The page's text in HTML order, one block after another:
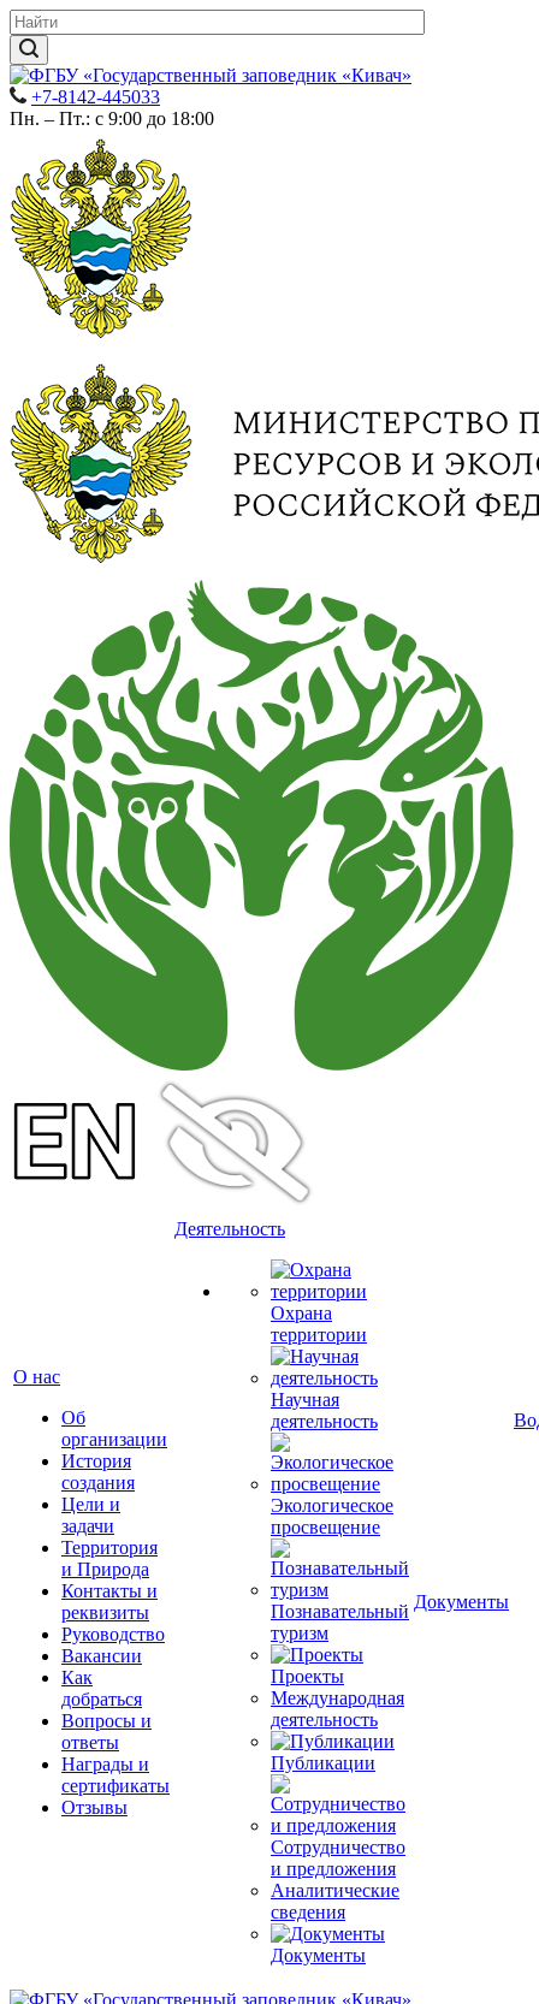
+7-8142-445033
Пн. – Пт.: с 9:00 до 18:00
О нас
Об
организации
История
создания
Цели и
задачи
Территория
и Природа
Контакты и
реквизиты
Руководство
Вакансии
Как
добраться
Вопросы и
ответы
Награды и
сертификаты
Отзывы
Деятельность
Охрана
территории
Научная
деятельность
Экологическое
просвещение
Познавательный
туризм
Проекты
Международная
деятельность
Публикации
Сотрудничество
и предложения
Аналитические
сведения
Документы
Документы